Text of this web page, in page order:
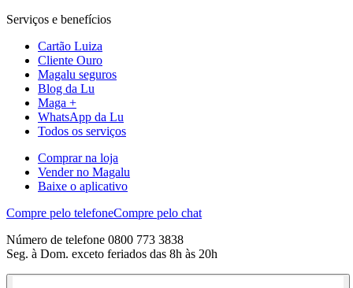
Serviços e benefícios
Cartão Luiza
Cliente Ouro
Magalu seguros
Blog da Lu
Maga +
WhatsApp da Lu
Todos os serviços
Comprar na loja
Vender no Magalu
Baixe o aplicativo
Compre pelo telefoneCompre pelo chat
Número de telefone 0800 773 3838
Seg. à Dom. exceto feriados das 8h às 20h